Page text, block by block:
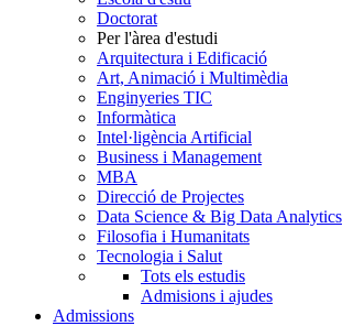
Doctorat
Per l'àrea d'estudi
Arquitectura i Edificació
Art, Animació i Multimèdia
Enginyeries TIC
Informàtica
Intel·ligència Artificial
Business i Management
MBA
Direcció de Projectes
Data Science & Big Data Analytics
Filosofia i Humanitats
Tecnologia i Salut
Tots els estudis
Admisions i ajudes
Admissions